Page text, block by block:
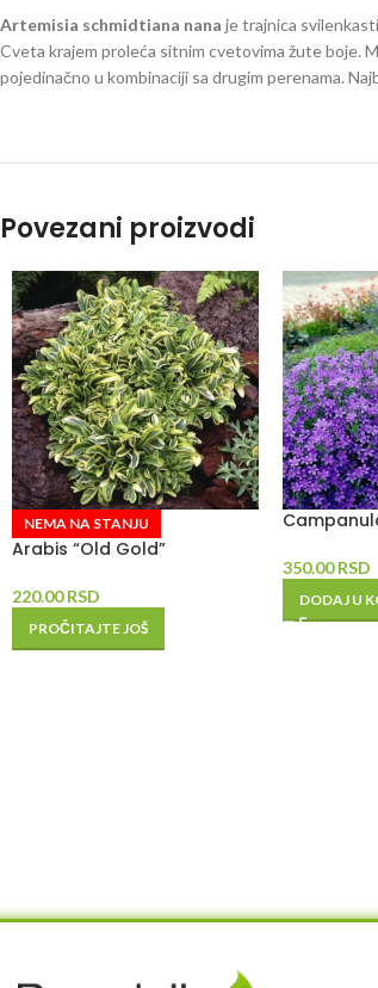
Artemisia schmidtiana nana je trajnica
Cveta krajem proleća sitnim cvetovima žute boje.
pojedinačno u kombinaciji sa drugim perenama.
Povezani proizvodi
NEMA NA STANJU
Arabis “Old Gold”
220.00RSD
PROČITAJTE JOŠ
350.00RSD
DODAJ U